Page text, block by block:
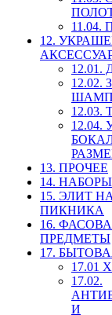
11.04.
12.
12.03.
13. ПРОЧЕЕ
14.
15. ЭЛИТ
ПИКНИКА
16.
ПРЕДМЕТЫ
17.
17.01
17.02.
И